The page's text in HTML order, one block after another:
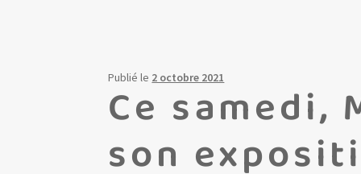
Publié le 2 octobre 2021
Ce
son